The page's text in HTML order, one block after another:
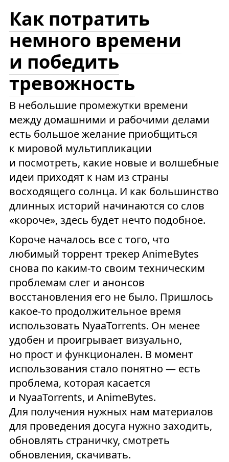
Как потратить
немного времени
и победить
тревожность
В небольшие промежутки времени
между домашними и рабочими делами
есть большое желание приобщиться
к мировой мультипликации
и посмотреть, какие новые и волшебные
идеи приходят к нам из страны
восходящего солнца. И как большинство
длинных историй начинаются со слов
«короче», здесь будет нечто подобное.
Короче началось все с того, что
любимый торрент трекер AnimeBytes
снова по каким-то своим техническим
проблемам слег и анонсов
восстановления его не было. Пришлось
какое-то продолжительное время
использовать NyaaTorrents. Он менее
удобен и проигрывает визуально,
но прост и функционален. В момент
использования стало понятно — есть
проблема, которая касается
и NyaaTorrents, и AnimeBytes.
Для получения нужных нам материалов
для проведения досуга нужно заходить,
обновлять страничку, смотреть
обновления, скачивать.